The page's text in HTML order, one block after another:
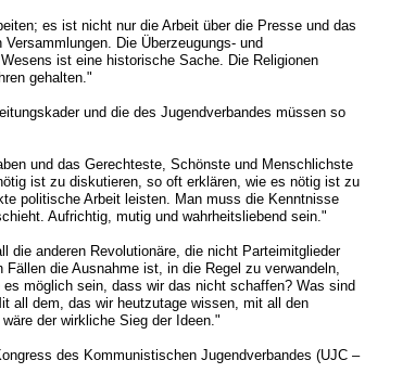
es ist nicht nur die Arbeit über die Presse und das
Die Überzeugungs- und
ist eine historische Sache. Die Religionen
gehalten."
und die des Jugendverbandes müssen so
und das Gerechteste, Schönste und Menschlichste
ist zu diskutieren, so oft erklären, wie es nötig ist zu
politische Arbeit leisten. Man muss die Kenntnisse
Aufrichtig, mutig und wahrheitsliebend sein."
die anderen Revolutionäre, die nicht Parteimitglieder
die Ausnahme ist, in die Regel zu verwandeln,
möglich sein, dass wir das nicht schaffen? Was sind
all dem, das wir heutzutage wissen, mit all den
der wirkliche Sieg der Ideen."
des Kommunistischen Jugendverbandes (UJC –